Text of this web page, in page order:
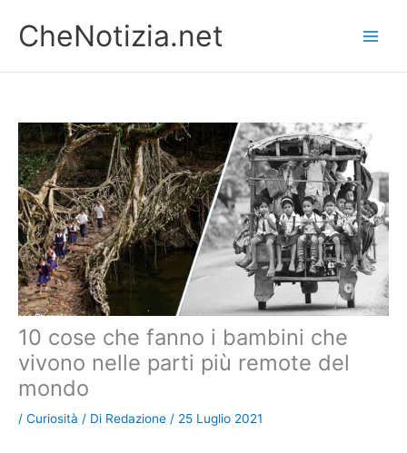
contenuto
CheNotizia.net
10 cose che fanno i bambini che
vivono nelle parti più remote del
mondo
/ Curiosità / Di Redazione / 25 Luglio 2021